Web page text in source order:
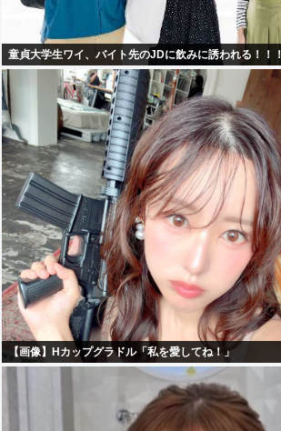
童貞大学生ワイ、バイト先のJDに飲みに誘われる！！！
【画像】Hカップグラドル「私を愛してね！」